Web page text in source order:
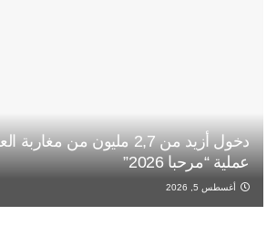
دخول أزيد من 2,7 مليون من
عملية “مرحبا 2026”
أغسطس 5, 2026